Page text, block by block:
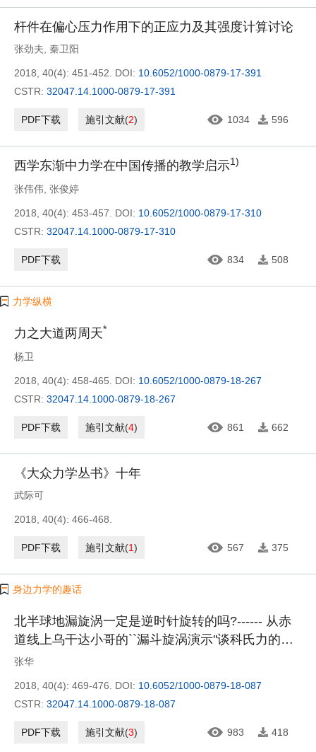
杆件在偏心压力作用下的正应力及其强度计算讨论
张劲夫 秦卫阳
2018, 40(4): 451-452. DOI: 10.6052/1000-0879-17-391
CSTR: 32047.14.1000-0879-17-391
PDF下载 施引文献(2) 1034 596
西学东渐中力学在中国传播的教学启示1)
张伟伟 张俊婷
2018, 40(4): 453-457. DOI: 10.6052/1000-0879-17-310
CSTR: 32047.14.1000-0879-17-310
PDF下载 834 508
力学纵横
力之大道两周天*
杨卫
2018, 40(4): 458-465. DOI: 10.6052/1000-0879-18-267
CSTR: 32047.14.1000-0879-18-267
PDF下载 施引文献(4) 861 662
《大众力学丛书》十年
武际可
2018, 40(4): 466-468.
PDF下载 施引文献(1) 567 375
身边力学的趣话
北半球地漏旋涡一定是逆时针旋转的吗?------ 从赤
道线上乌干达小哥的``漏斗旋涡演示''谈科氏力的影
响
张华
2018, 40(4): 469-476. DOI: 10.6052/1000-0879-18-087
CSTR: 32047.14.1000-0879-18-087
PDF下载 施引文献(3) 983 418